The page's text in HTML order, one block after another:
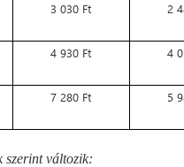
3 030 Ft 2
4 930 Ft 4
7 280 Ft 5
szerint változik: